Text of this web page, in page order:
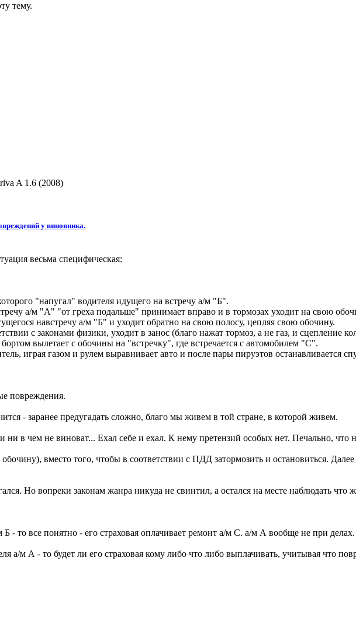
тему.
A 1.6 (2008)
у виновника.
весьма специфическая:
"напугал" водителя идущего на встречу а/м "Б".
а/м "А" "от греха подальше" принимает вправо и в тормозах уходит на свою
навстречу а/м "Б" и уходит обратно на свою полосу, цепляя свою обочину.
с законами физики, уходит в занос (благо нажат тормоз, а не газ, и сцепление
вылетает с обочины на "встречку", где встречается с автомобилем "С".
играя газом и рулем выравнивает авто и после пары пируэтов останавливается
повреждения.
- заранее предугадать сложно, благо мы живем в той стране, в которой живем.
в чем не виноват... Ехал себе и ехал. К нему претензий особых нет. Печально, что
вместо того, чтобы в соответствии с ПДД затормозить и остановиться.
Но вопреки законам жанра никуда не свинтил, а остался на месте наблюдать что
- то все понятно - его страховая оплачивает ремонт а/м С. а/м А вообще не при делах.
а/м А - то будет ли его страховая кому либо что либо выплачивать, учитывая что